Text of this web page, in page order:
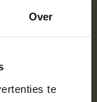
Over
te
cm.